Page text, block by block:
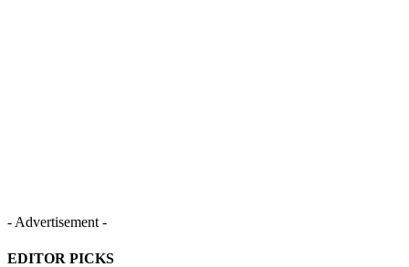
- Advertisement -
EDITOR PICKS